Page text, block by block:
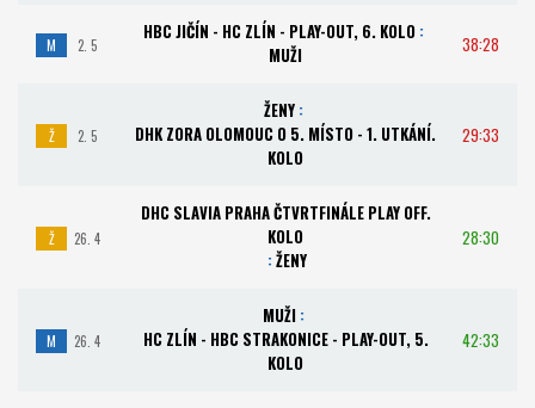
M 2. 5
HBC JIČÍN - HC ZLÍN - PLAY-OUT, 6. KOLO :
MUŽI
38:28
Ž 2. 5
ŽENY :
DHK ZORA OLOMOUC O 5. MÍSTO - 1. UTKÁNÍ.
KOLO
29:33
Ž 26. 4
DHC SLAVIA PRAHA ČTVRTFINÁLE PLAY OFF.
KOLO
: ŽENY
28:30
M 26. 4
MUŽI :
HC ZLÍN - HBC STRAKONICE - PLAY-OUT, 5.
KOLO
42:33